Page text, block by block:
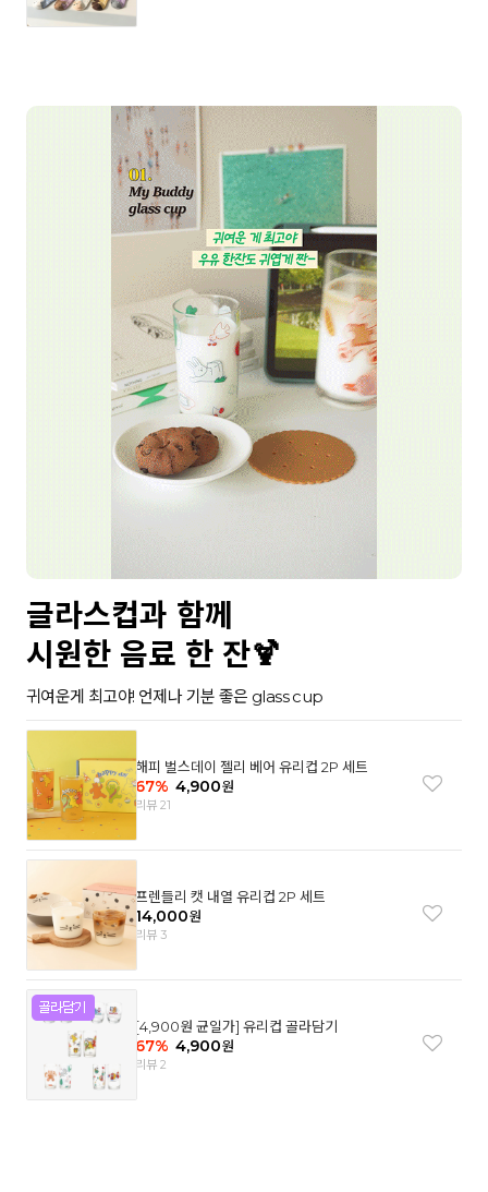
글라스컵과 함께
시원한 음료 한 잔🍹
귀여운게 최고야! 언제나 기분 좋은 glass cup
해피 벌스데이 젤리 베어 유리컵 2P 세트
67% 4,900원
리뷰 21
프렌들리 캣 내열 유리컵 2P 세트
14,000원
리뷰 3
[4,900원 균일가] 유리컵 골라담기
67% 4,900원
리뷰 2